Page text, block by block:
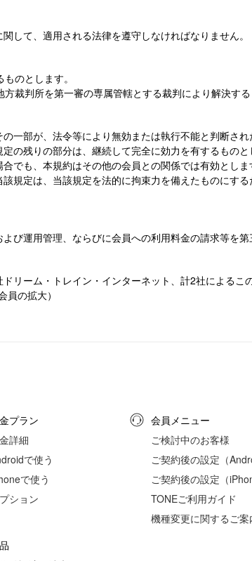
して、適用される法律を遵守しなければなりません。
のとします。
裁判所を第一審の専属管轄とする裁判により解決する
一部が、法令等により無効または執行不能と判断さ
の残りの部分は、継続して完全に効力を有するもの
でも、本規約はその他の会員との関係では有効とし
規定は、当該規定を法的に拘束力を備えたものにす
び運用管理、ならびに会員への利用料金の請求等を第
リーム・トレイン・インターネット、計2社によるこ
の拡大）
プラン
詳細
で使う
で使う
ション
会員メニュー
ご検討中のお客様
ご契約後の設定（
ご契約後の設定（
TONEご利用ガイド
機種変更に関するご案